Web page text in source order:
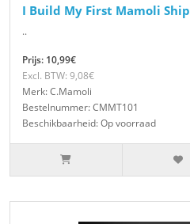
I Build My First Mamoli Ship
..
Prijs: 10,99€
Excl. BTW: 9,08€
Merk: C.Mamoli
Bestelnummer: CMMT101
Beschikbaarheid: Op voorraad